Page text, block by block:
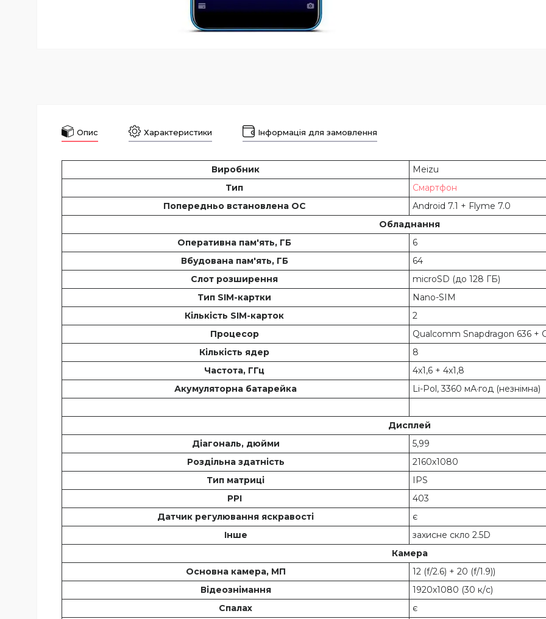
Опис Характеристики Інформація для замовлення
Виробник
Meizu
Тип
Смартфон
Попередньо встановлена ОС
Android 7.1 + Flyme 7.0
Обладнання
Оперативна пам'ять, ГБ
6
Вбудована пам'ять, ГБ
64
Слот розширення
microSD (до 128 ГБ)
Тип SIM-картки
Nano-SIM
Кількість SIM-карток
2
Процесор
Qualcomm Snapdragon 636 +
Кількість ядер
8
Частота, ГГц
4x1,6 + 4x1,8
Акумуляторна батарейка
Li-Pol, 3360 мА·год (незнімна)
Дисплей
Діагональ, дюйми
5,99
Роздільна здатність
2160х1080
Тип матриці
IPS
PPI
403
Датчик регулювання яскравості
є
Інше
захисне скло 2.5D
Камера
Основна камера, МП
12 (f/2.6) + 20 (f/1.9))
Відеознімання
1920x1080 (30 к/с)
Спалах
є